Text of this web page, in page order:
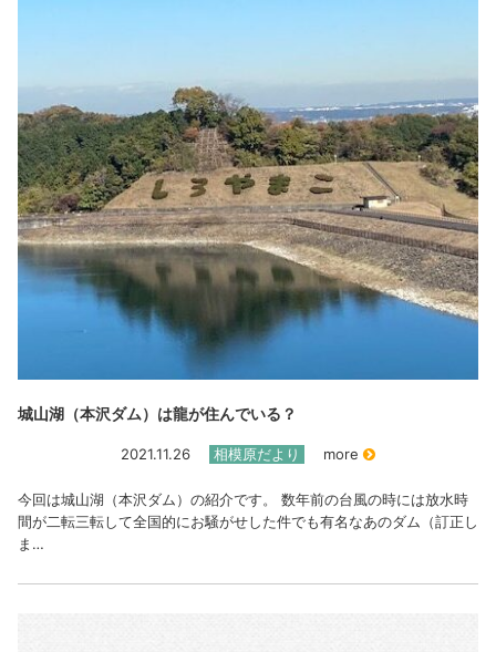
城山湖（本沢ダム）は龍が住んでいる？
2021.11.26 相模原だより more
今回は城山湖（本沢ダム）の紹介です。 数年前の台風の時には放水時
間が二転三転して全国的にお騒がせした件でも有名なあのダム（訂正し
ま…